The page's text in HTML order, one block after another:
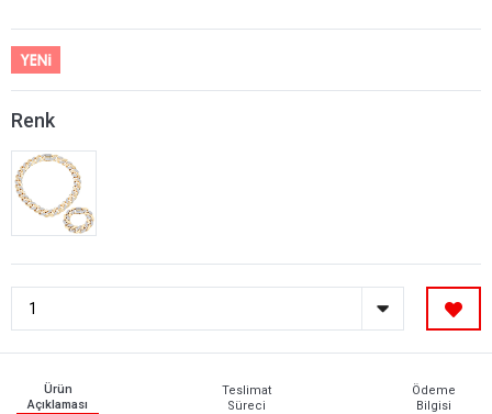
Renk
Ürün
Açıklaması
Teslimat
Süreci
Ödeme
Bilgisi